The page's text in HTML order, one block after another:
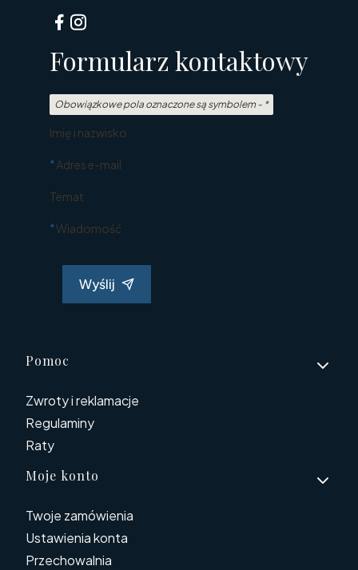
Formularz kontaktowy
Obowiązkowe pola oznaczone są symbolem - *
Imię i nazwisko
*Adres e-mail
Temat
*Wiadomość
Wyślij
Linki w stopce
Pomoc
Zwroty i reklamacje
Regulaminy
Raty
Moje konto
Twoje zamówienia
Ustawienia konta
Przechowalnia